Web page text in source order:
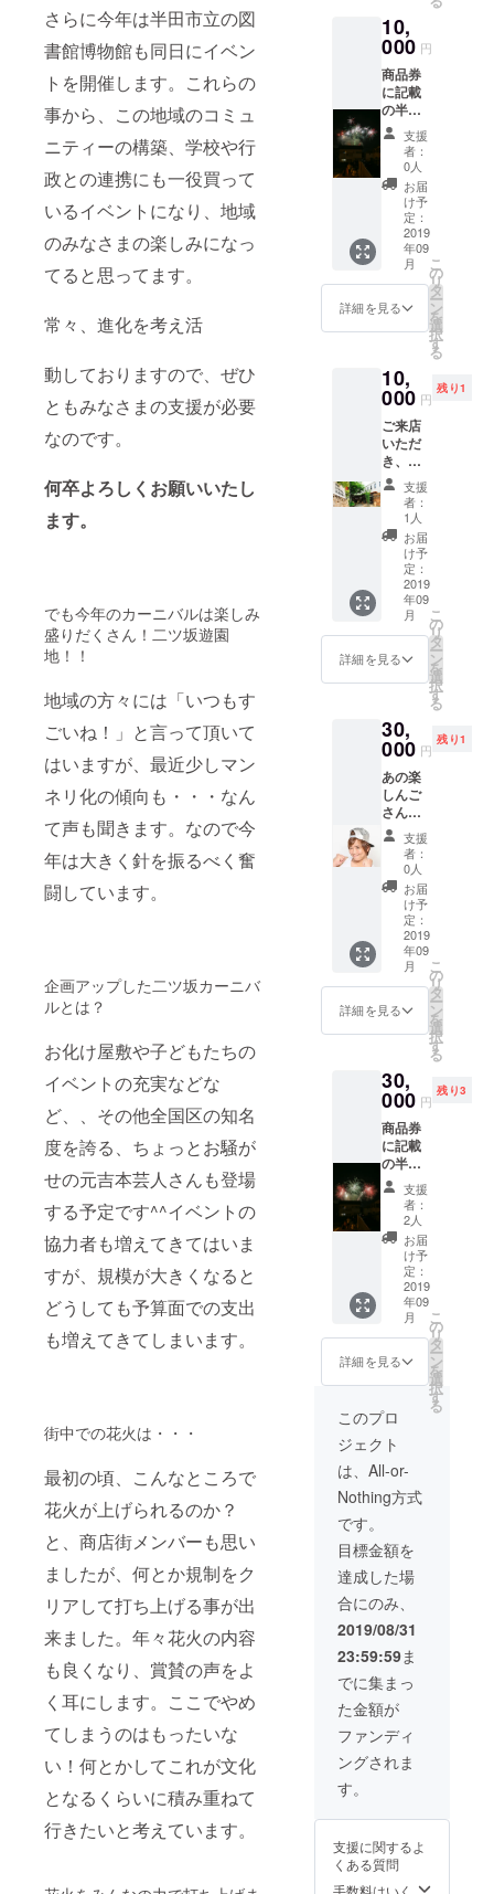
さらに今年は半田市立の図
書館博物館も同日にイベン
トを開催します。これらの
事から、この地域のコミュ
ニティーの構築、学校や行
政との連携にも一役買って
いるイベントになり、地域
のみなさまの楽しみになっ
てると思ってます。
常々、進化を考え活
動しておりますので、ぜひ
ともみなさまの支援が必要
なのです。
何卒よろしくお願いいたし
ます。
でも今年のカーニバルは楽しみ
盛りだくさん！二ツ坂遊園
地！！
地域の方々には「いつもす
ごいね！」と言って頂いて
はいますが、最近少しマン
ネリ化の傾向も・・・なん
て声も聞きます。なので今
年は大きく針を振るべく奮
闘しています。
企画アップした二ツ坂カーニバ
ルとは？
お化け屋敷や子どもたちの
イベントの充実などな
ど、、その他全国区の知名
度を誇る、ちょっとお騒が
せの元吉本芸人さんも登場
する予定です^^イベントの
協力者も増えてきてはいま
すが、規模が大きくなると
どうしても予算面での支出
も増えてきてしまいます。
街中での花火は・・・
最初の頃、こんなところで
花火が上げられるのか？
と、商店街メンバーも思い
ましたが、何とか規制をク
リアして打ち上げる事が出
来ました。年々花火の内容
も良くなり、賞賛の声をよ
く耳にします。ここでやめ
てしまうのはもったいな
い！何とかしてこれが文化
となるくらいに積み重ねて
行きたいと考えています。
ただき
ます。
オー
ダーメ
イドパ
フェの
完成で
す！
10,
000 円
商品券
に記載
の半田
図書館
前通り
商店街
加盟店
舗にて
お使い
いただ
けま
す。
（ロー
ソンの
ぞく）
支援
者：
0人
お届
け予
定：
2019
年09
月
詳細を見る
こ
の
リ
タ
ー
ン
を
選
択
す
る
10,
000 円
残り1
ご来店
いただ
き、
4000円
ほどの
オリジ
ナル
ウッド
クラフ
トを職
人さん
の指導
の下、
製作で
きま
す。記
るクラ
フトを
いかが
です
か。
支援
者：
1人
お届
け予
定：
2019
年09
月
詳細を見る
こ
の
リ
タ
ー
ン
を
選
択
す
る
30,
000 円
残り1
あの楽
しんご
さんは
予約殺
到の人
気整体
師でも
ありま
すが、
その施
術を15
分受け
る事が
出来ま
す。
カーニ
目であ
る9月8
日の15
時くら
いに、
特設会
場にて
行いま
す。 ※
主催
者・天
候・ゲ
ストの
都合に
より中
止に
なった
30000
円の費
用をお
返しし
ます。
支援
者：
0人
お届
け予
定：
2019
年09
月
詳細を見る
こ
の
リ
タ
ー
ン
を
選
択
す
る
30,
000 円
残り3
商品券
に記載
の半田
図書館
前通り
商店街
加盟店
舗にて
お使い
いただ
けま
す。
（ロー
ソンの
ぞく）
読み上
げる
メッ
セージ
は花火
観覧車
のみな
れられ
る内容
であ
り、30
秒100文
字以内
のもの
とさせ
てくだ
さい。
詳しく
はご相
談に応
支援
者：
2人
お届
け予
定：
2019
年09
月
詳細を見る
こ
の
リ
タ
ー
ン
を
選
択
す
る
このプロ
ジェクト
は、All-or-
Nothing方式
です。
目標金額を
達成した場
合にのみ、
2019/08/31
23:59:59ま
でに集まっ
た金額が
ファンディ
ングされま
す。
支援に関するよ
くある質問
手数料はいく